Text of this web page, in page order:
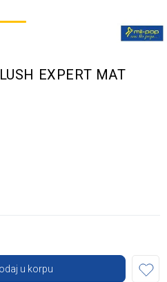
EXPERT MAT
u korpu